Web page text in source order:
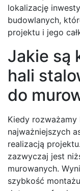
lokalizację
budowlanych,
projektu i jego
Jakie są
hali
do
Kiedy rozważamy
najważniejszych
realizacją
zazwyczaj jest
murowanych.
szybkość